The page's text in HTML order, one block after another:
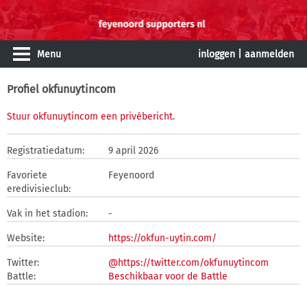
Menu inloggen aanmelden
Profiel okfunuytincom
Stuur okfunuytincom een privébericht.
Registratiedatum: 9 april 2026
Favoriete
eredivisieclub:
Feyenoord
Vak in het stadion: -
Website: https://okfun-uytin.com/
Twitter:
@https://twitter.com/okfunuytincom
Battle:
Beschikbaar voor de Battle